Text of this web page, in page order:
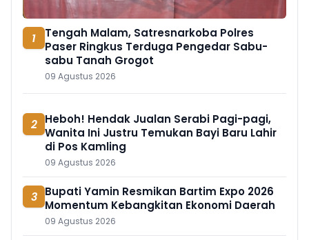
1
Tengah Malam, Satresnarkoba Polres
Paser Ringkus Terduga Pengedar Sabu-
sabu Tanah Grogot
09 Agustus 2026
2 Heboh! Hendak Jualan Serabi Pagi-pagi,
Wanita Ini Justru Temukan Bayi Baru Lahir
di Pos Kamling
09 Agustus 2026
3 Bupati Yamin Resmikan Bartim Expo 2026
Momentum Kebangkitan Ekonomi Daerah
09 Agustus 2026